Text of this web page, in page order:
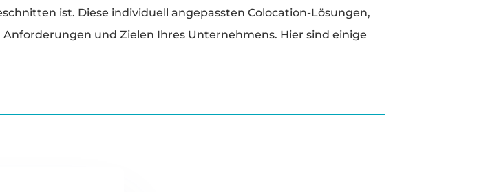
ist. Diese individuell angepassten Colocation-Lösungen,
und Zielen Ihres Unternehmens. Hier sind einige